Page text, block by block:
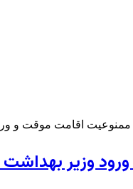
ممنوعیت اقامت موقت و
وزیر